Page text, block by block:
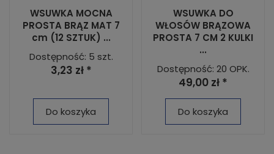
WSUWKA MOCNA
PROSTA BRĄZ MAT 7
cm (12 SZTUK) ...
Dostępność: 5 szt.
3,23 zł *
Do koszyka
WSUWKA DO
WŁOSÓW BRĄZOWA
PROSTA 7 CM 2 KULKI
...
Dostępność: 20 OPK.
49,00 zł *
Do koszyka